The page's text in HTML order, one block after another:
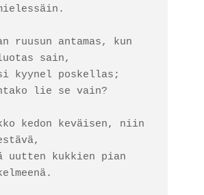
ruusun antamas, kun
sain,
kyynel poskellas;
lie se vain?
kedon keväisen, niin
kukkien pian